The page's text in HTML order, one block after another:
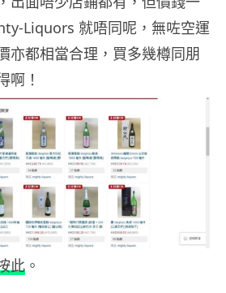
Liquors 就唔同呢，無咗空運
亦都相當合理，買多幾樽同朋
啊！
此 。